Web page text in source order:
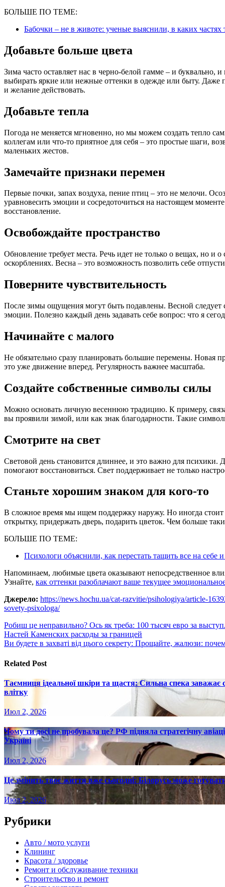
БОЛЬШЕ ПО ТЕМЕ:
Бабочки – не в животе: ученые выяснили, в каких
Добавьте больше цвета
Зима часто оставляет нас в черно-белой гамме – и буквально,
выбирать яркие или нежные оттенки в одежде или быту. Даже
и желание действовать.
Добавьте тепла
Погода не меняется мгновенно, но мы можем создать тепло
коллегам или что-то приятное для себя – это простые шаги,
маленьких жестов.
Замечайте признаки перемен
Первые почки, запах воздуха, пение птиц – это не мелочи.
уравновесить эмоции и сосредоточиться на настоящем
восстановление.
Освобождайте пространство
Обновление требует места. Речь идет не только о вещах, но и
оскорблениях. Весна – это возможность позволить себе
Поверните чувствительность
После зимы ощущения могут быть подавлены. Весной следует
эмоции. Полезно каждый день задавать себе вопрос: что я
Начинайте с малого
Не обязательно сразу планировать большие перемены. Новая
это уже движение вперед. Регулярность важнее масштаба.
Создайте собственные символы силы
Можно основать личную весеннюю традицию. К примеру,
вы проявили зимой, или как знак благодарности. Такие
Смотрите на свет
Световой день становится длиннее, и это важно для психики.
помогают восстановиться. Свет поддерживает не только
Станьте хорошим знаком для кого-то
В сложное время мы ищем поддержку наружу. Но иногда стоит
открытку, придержать дверь, подарить цветок. Чем больше
БОЛЬШЕ ПО ТЕМЕ:
Психологи объяснили, как перестать тащить все на себе
Напоминаем, любимые цвета оказывают непосредственное
Узнайте, как оттенки разоблачают ваше текущее
Джерело: https://news.hochu.ua/cat-razvitie/psihologiya/article-
sovety-psixologa/
Навигация
по
Робиш це неправильно? Ось як треба: 100 тысяч евро за
Настей Каменских расходы за границей
Ви будете в захваті від цього секрету: Прощайте, жалюзи:
Related Post
Таємниця ідеальної шкіри та щастя: Сильна спека
влітку
Июл 2, 2026
Чому ти досі не пробувала це? РФ підняла стратегічну
Україні
Июл 2, 2026
Це змінить твоє життя вже сьогодні: Білорусь може
Июл 2, 2026
Рубрики
Авто / мото услуги
Клининг
Красота / здоровье
Ремонт и обслуживание техники
Строительство и ремонт